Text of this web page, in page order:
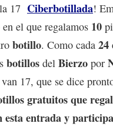
17 Ciberbotillada!
en el que regalamos 10
botillo. Como cada 24
botillos del Bierzo por
17, que se dice
gratuitos que
esta entrada y